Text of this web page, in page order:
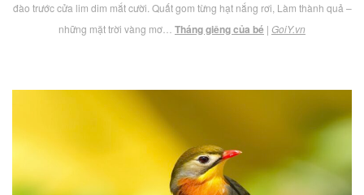
đào trước cửa lim dim mắt cười. Quất gom từng hạt nắng rơi, Làm thành quả –
những mặt trời vàng mơ… Tháng giêng của bé | GoiY.vn